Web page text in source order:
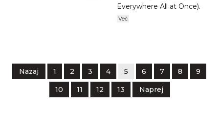
Everywhere All at Once).
Več
Nazaj 1 2 3 4 5 6 7 8 9
10 11 12 13 Naprej